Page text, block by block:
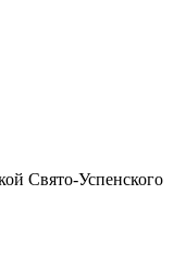
Свято-Успенского